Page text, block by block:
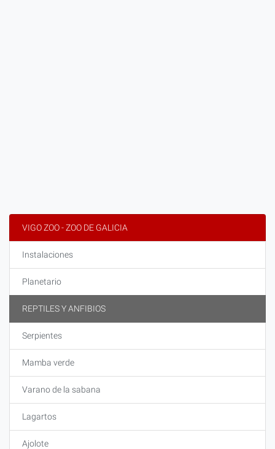
VIGO ZOO - ZOO DE GALICIA
Instalaciones
Planetario
REPTILES Y ANFIBIOS
Serpientes
Mamba verde
Varano de la sabana
Lagartos
Ajolote